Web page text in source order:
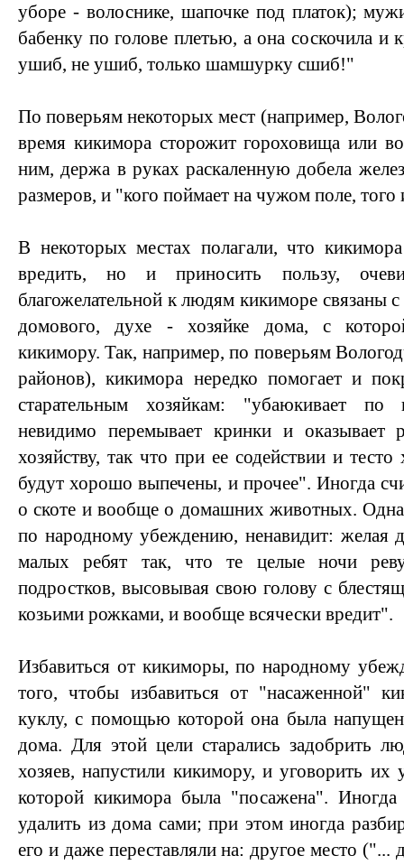
уборе - волоснике, шапочке под платок);
бабенку по голове плетью, а она соскочила и
ушиб, не ушиб, только шамшурку сшиб!"
По поверьям некоторых мест (например,
время кикимора сторожит гороховища или
ним, держа в руках раскаленную добела
размеров, и "кого поймает на чужом поле, того
В некоторых местах полагали, что
вредить, но и приносить пользу,
благожелательной к людям кикиморе связаны
домового, духе - хозяйке дома, с
кикимору. Так, например, по поверьям
районов), кикимора нередко помогает и
старательным хозяйкам: "убаюкивает по
невидимо перемывает кринки и оказывает
хозяйству, так что при ее содействии и
будут хорошо выпечены, и прочее". Иногда
о скоте и вообще о домашних животных.
по народному убеждению, ненавидит: желая
малых ребят так, что те целые ночи
подростков, высовывая свою голову с
козьими рожками, и вообще всячески вредит".
Избавиться от кикиморы, по народному
того, чтобы избавиться от "насаженной"
куклу, с помощью которой она была
дома. Для этой цели старались задобрить
хозяев, напустили кикимору, и уговорить
которой кикимора была "посажена". Иногда
удалить из дома сами; при этом иногда
его и даже переставляли на: другое место ("...